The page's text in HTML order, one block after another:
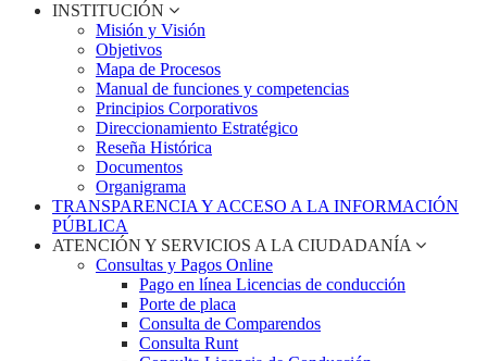
INSTITUCIÓN
Misión y Visión
Objetivos
Mapa de Procesos
Manual de funciones y competencias
Principios Corporativos
Direccionamiento Estratégico
Reseña Histórica
Documentos
Organigrama
TRANSPARENCIA Y ACCESO A LA INFORMACIÓN
PÚBLICA
ATENCIÓN Y SERVICIOS A LA CIUDADANÍA
Consultas y Pagos Online
Pago en línea Licencias de conducción
Porte de placa
Consulta de Comparendos
Consulta Runt